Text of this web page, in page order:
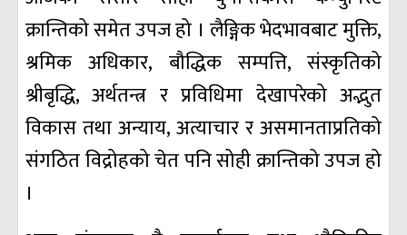
क्रान्तिको समेत उपज हो । लैङ्गिक भेदभावबाट मुक्ति,
श्रमिक अधिकार, बौद्धिक सम्पत्ति, संस्कृतिको
श्रीबृद्धि, अर्थतन्त्र र प्रविधिमा देखापरेको अद्भुत
विकास तथा अन्याय, अत्याचार र असमानताप्रतिको
संगठित विद्रोहको चेत पनि सोही क्रान्तिको उपज हो
।